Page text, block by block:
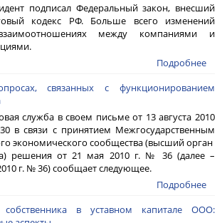
подписал Федеральный закон, внесший
кодекс РФ. Больше всего изменений
между компаниями и
Подробнее
связанных c функционированием
служба в своем письме от 13 августа 2010
в связи с принятием Межгосударственным
экономического сообщества (высший орган
решения от 21 мая 2010 г. № 36 (далее –
г. № 36) сообщает следующее.
Подробнее
в уставном капитале ООО: